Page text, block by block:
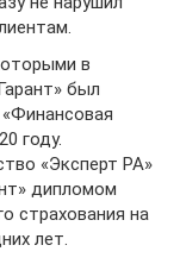
в
был
году.
«Эксперт РА»
дипломом
страхования на
лет.